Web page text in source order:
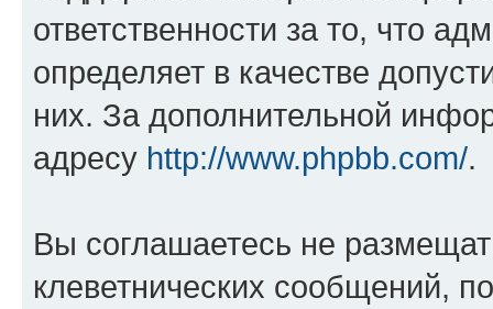
ответственности за то, что
определяет в качестве
них. За дополнительной
адресу http://www.phpbb.com/.
Вы соглашаетесь не
клеветнических сообщений,